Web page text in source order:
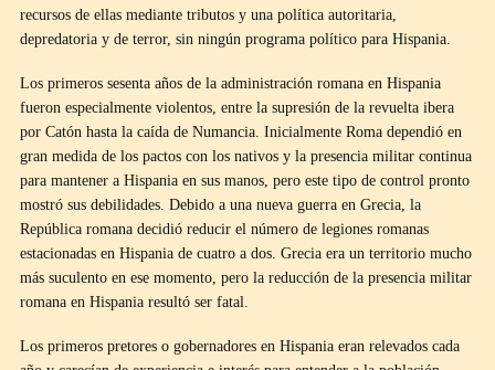
recursos de ellas mediante tributos y una política autoritaria,
depredatoria y de terror, sin ningún programa político para Hispania.
Los primeros sesenta años de la administración romana en Hispania
fueron especialmente violentos, entre la supresión de la revuelta ibera
por Catón hasta la caída de Numancia. Inicialmente Roma dependió en
gran medida de los pactos con los nativos y la presencia militar continua
para mantener a Hispania en sus manos, pero este tipo de control pronto
mostró sus debilidades. Debido a una nueva guerra en Grecia, la
República romana decidió reducir el número de legiones romanas
estacionadas en Hispania de cuatro a dos. Grecia era un territorio mucho
más suculento en ese momento, pero la reducción de la presencia militar
romana en Hispania resultó ser fatal.
Los primeros pretores o gobernadores en Hispania eran relevados cada